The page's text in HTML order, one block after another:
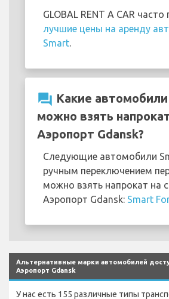
GLOBAL RENT A CAR часто
лучшие цены на аренду
Smart.
question_answer Какие
можно взять
Аэропорт Gdansk?
Следующие автомобили
ручным переключением
можно взять напрокат на
Аэропорт Gdansk: Smart
Альтернативные марки автомобилей
Аэропорт Gdansk
У нас есть 155 различные типы